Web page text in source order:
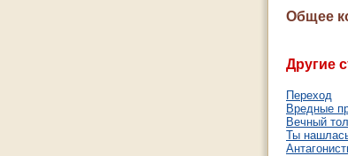
Общее
Другие
Переход
Вредные
Вечный
Ты